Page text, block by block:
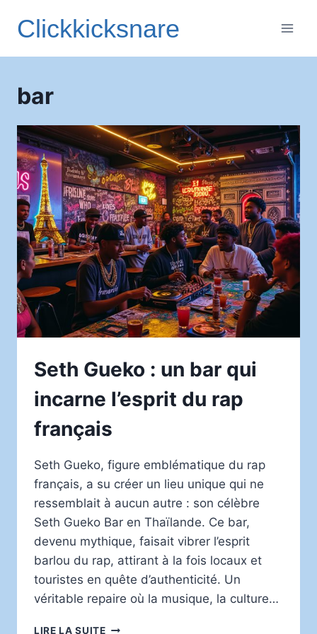
Clickkicksnare
bar
Seth Gueko : un bar qui
incarne l’esprit du rap
français
Seth Gueko, figure emblématique du rap
français, a su créer un lieu unique qui ne
ressemblait à aucun autre : son célèbre
Seth Gueko Bar en Thaïlande. Ce bar,
devenu mythique, faisait vibrer l’esprit
barlou du rap, attirant à la fois locaux et
touristes en quête d’authenticité. Un
véritable repaire où la musique, la culture…
LIRE LA SUITESETH